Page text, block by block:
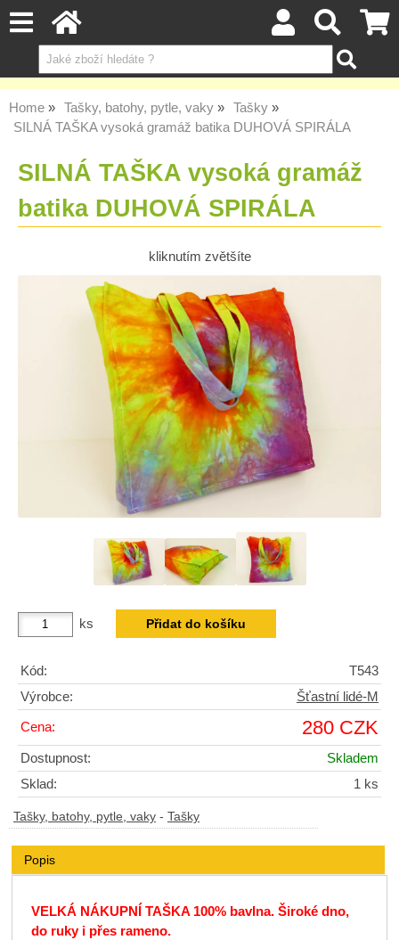
Home Tašky, batohy, pytle, vaky
Tašky
SILNÁ TAŠKA vysoká gramáž batika DUHOVÁ SPIRÁLA
SILNÁ TAŠKA vysoká gramáž
batika DUHOVÁ SPIRÁLA
kliknutím zvětšíte
ks
Kód:
T543
Výrobce:
Šťastní lidé-M
Cena: 280 CZK
Dostupnost:
Skladem
Sklad:
1 ks
Tašky, batohy, pytle, vaky - Tašky
Popis
VELKÁ NÁKUPNÍ TAŠKA 100% bavlna. Široké dno,
do ruky i přes rameno.